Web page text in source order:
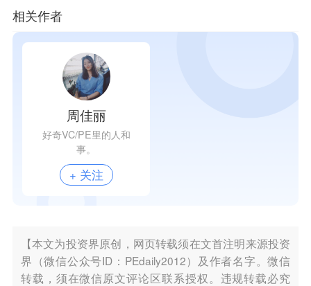
相关作者
周佳丽
好奇VC/PE里的人和
事。
+ 关注
【本文为投资界原创，网页转载须在文首注明来源投资
界（微信公众号ID：PEdaily2012）及作者名字。微信
转载，须在微信原文评论区联系授权。违规转载必究